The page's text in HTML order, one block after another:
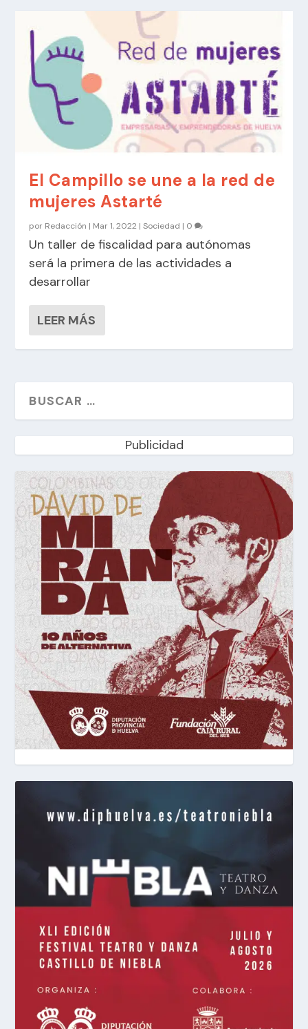
El Campillo se une a la red de
mujeres Astarté
por Redacción | Mar 1, 2022 |Sociedad | 0
Un taller de fiscalidad para autónomas
será la primera de las actividades a
desarrollar
LEER MÁS
Publicidad